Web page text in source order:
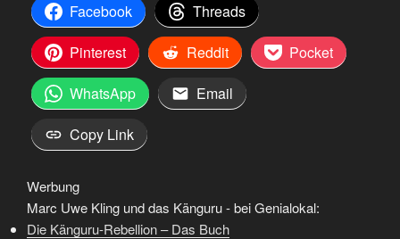
Facebook
Threads
Pinterest
Reddit
Pocket
WhatsApp
Email
Copy Link
Werbung
Marc Uwe Kling und das Känguru - bei Genialokal:
Die Känguru-Rebellion – Das Buch